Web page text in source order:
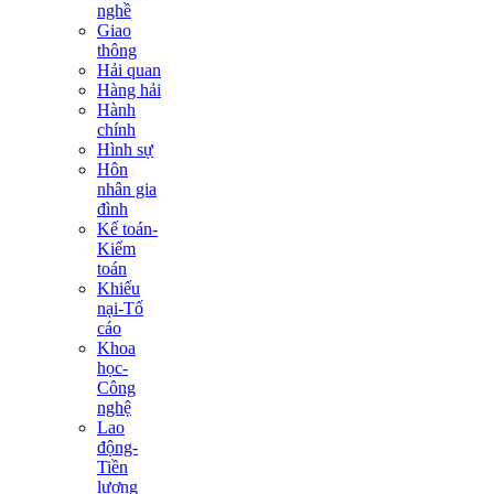
nghề
Giao
thông
Hải quan
Hàng hải
Hành
chính
Hình sự
Hôn
nhân gia
đình
Kế toán-
Kiểm
toán
Khiếu
nại-Tố
cáo
Khoa
học-
Công
nghệ
Lao
động-
Tiền
lương